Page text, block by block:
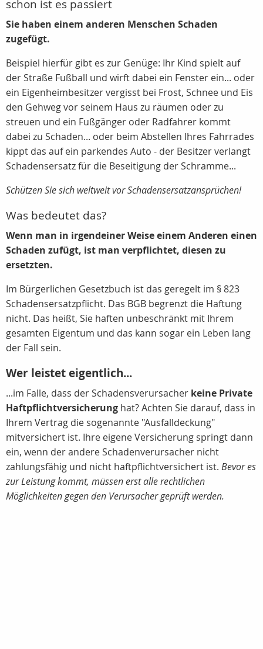
schon ist es passiert
Sie haben einem anderen Menschen Schaden
zugefügt.
Beispiel hierfür gibt es zur Genüge: Ihr Kind spielt auf
der Straße Fußball und wirft dabei ein Fenster ein... oder
ein Eigenheimbesitzer vergisst bei Frost, Schnee und Eis
den Gehweg vor seinem Haus zu räumen oder zu
streuen und ein Fußgänger oder Radfahrer kommt
dabei zu Schaden... oder beim Abstellen Ihres Fahrrades
kippt das auf ein parkendes Auto - der Besitzer verlangt
Schadensersatz für die Beseitigung der Schramme...
Schützen Sie sich weltweit vor Schadensersatzansprüchen!
Was bedeutet das?
Wenn man in irgendeiner Weise einem Anderen einen
Schaden zufügt, ist man verpflichtet, diesen zu
ersetzten.
Im Bürgerlichen Gesetzbuch ist das geregelt im § 823
Schadensersatzpflicht. Das BGB begrenzt die Haftung
nicht. Das heißt, Sie haften unbeschränkt mit Ihrem
gesamten Eigentum und das kann sogar ein Leben lang
der Fall sein.
Wer leistet eigentlich...
...im Falle, dass der Schadensverursacher keine Private
Haftpflichtversicherung hat? Achten Sie darauf, dass in
Ihrem Vertrag die sogenannte "Ausfalldeckung"
mitversichert ist. Ihre eigene Versicherung springt dann
ein, wenn der andere Schadenverursacher nicht
zahlungsfähig und nicht haftpflichtversichert ist. Bevor es
zur Leistung kommt, müssen erst alle rechtlichen
Möglichkeiten gegen den Verursacher geprüft werden.